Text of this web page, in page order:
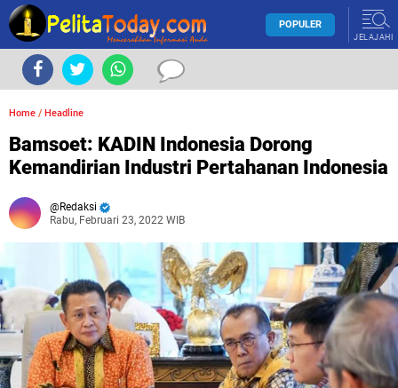
POPULER
JELAJAHI
Home / Headline
Bamsoet: KADIN Indonesia Dorong
Kemandirian Industri Pertahanan Indonesia
Redaksi
Rabu, Februari 23, 2022 WIB